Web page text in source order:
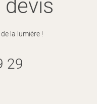
la lumière !
29